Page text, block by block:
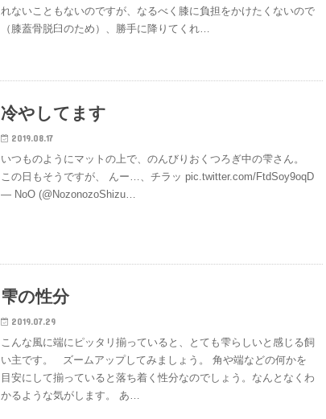
れないこともないのですが、なるべく膝に負担をかけたくないので
（膝蓋骨脱臼のため）、勝手に降りてくれ…
冷やしてます
2019.08.17
いつものようにマットの上で、のんびりおくつろぎ中の雫さん。
この日もそうですが、 んー…、チラッ pic.twitter.com/FtdSoy9oqD
— NoO (@NozonozoShizu…
雫の性分
2019.07.29
こんな風に端にピッタリ揃っていると、とても雫らしいと感じる飼
い主です。 ズームアップしてみましょう。 角や端などの何かを
目安にして揃っていると落ち着く性分なのでしょう。なんとなくわ
かるような気がします。 あ…